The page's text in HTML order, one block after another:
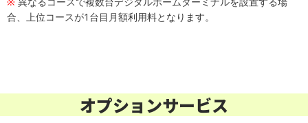
合、上位コースが1台目月額利用料となります。
オプションサービス